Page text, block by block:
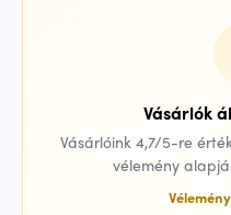
Vásárlók
Vásárlóink 4,7/5-re
vélemény